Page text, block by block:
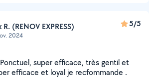
(RENOV EXPRESS)
2024
5/5
super efficace, très gentil et
efficace et loyal je recfommande .